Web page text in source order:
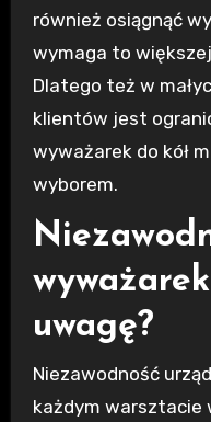
również osiągnąć
wymaga to
Dlatego też w
klientów jest
wyważarek do kół
wyborem.
uwagę?
Niezawodność
każdym warsztacie